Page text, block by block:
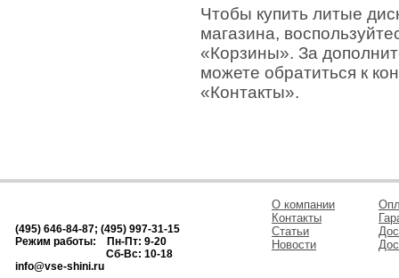
Чтобы купить литые
магазина,
«Корзины». За
можете обратиться к
«Контакты».
(495) 646-84-87; (495) 997-31-15
Режим работы: Пн-Пт: 9-20
Сб-Вс: 10-18
info@vse-shini.ru
О компании
Контакты
Статьи
Новости